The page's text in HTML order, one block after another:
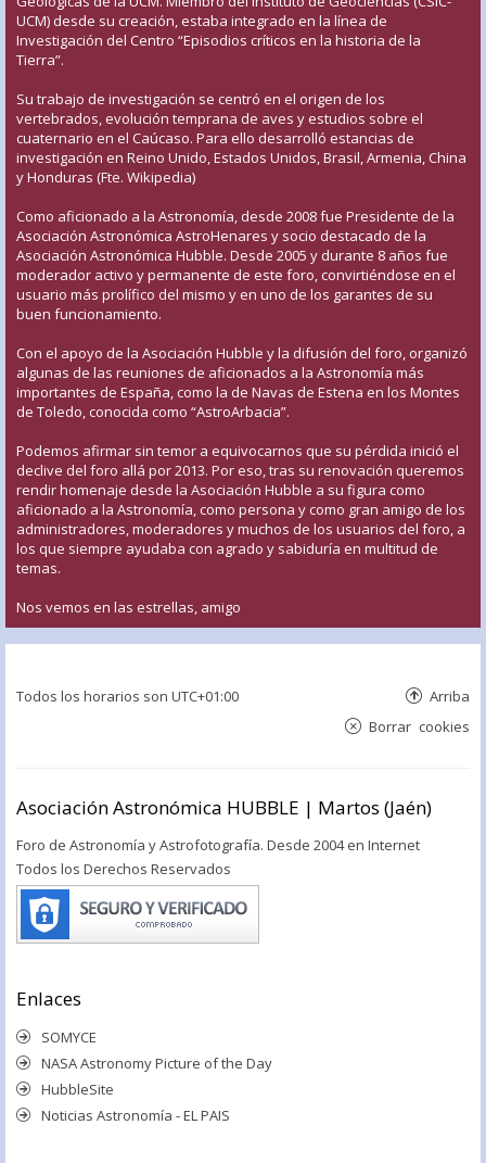
UCM) desde su creación, estaba integrado en la línea de
Investigación del Centro “Episodios críticos en la historia de la
Tierra”.
Su trabajo de investigación se centró en el origen de los
vertebrados, evolución temprana de aves y estudios sobre el
cuaternario en el Caúcaso. Para ello desarrolló estancias de
investigación en Reino Unido, Estados Unidos, Brasil, Armenia, China
y Honduras (Fte. Wikipedia)
Como aficionado a la Astronomía, desde 2008 fue Presidente de la
Asociación Astronómica AstroHenares y socio destacado de la
Asociación Astronómica Hubble. Desde 2005 y durante 8 años fue
moderador activo y permanente de este foro, convirtiéndose en el
usuario más prolífico del mismo y en uno de los garantes de su
buen funcionamiento.
Con el apoyo de la Asociación Hubble y la difusión del foro, organizó
algunas de las reuniones de aficionados a la Astronomía más
importantes de España, como la de Navas de Estena en los Montes
de Toledo, conocida como “AstroArbacia”.
Podemos afirmar sin temor a equivocarnos que su pérdida inició el
declive del foro allá por 2013. Por eso, tras su renovación queremos
rendir homenaje desde la Asociación Hubble a su figura como
aficionado a la Astronomía, como persona y como gran amigo de los
administradores, moderadores y muchos de los usuarios del foro, a
los que siempre ayudaba con agrado y sabiduría en multitud de
temas.
Nos vemos en las estrellas, amigo
Todos los horarios son UTC+01:00 Arriba
Borrar cookies
Asociación Astronómica HUBBLE | Martos (Jaén)
Foro de Astronomía y Astrofotografía. Desde 2004 en Internet
Todos los Derechos Reservados
Enlaces
SOMYCE
NASA Astronomy Picture of the Day
HubbleSite
Noticias Astronomía - EL PAIS